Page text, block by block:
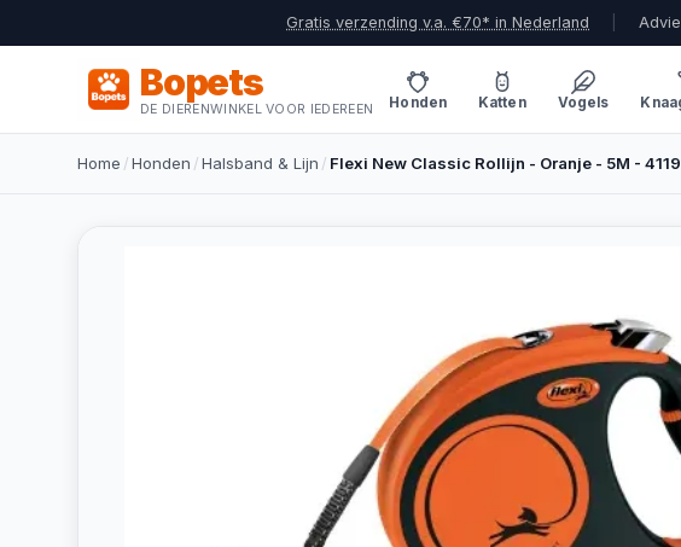
Gratis verzending v.a. €70* in Nederland
Bopets
DE DIERENWINKEL VOOR IEDEREEN Honden Katten Vogels
Home /Honden /Halsband & Lijn / Flexi New Classic Rollijn - Oranje - 5M -